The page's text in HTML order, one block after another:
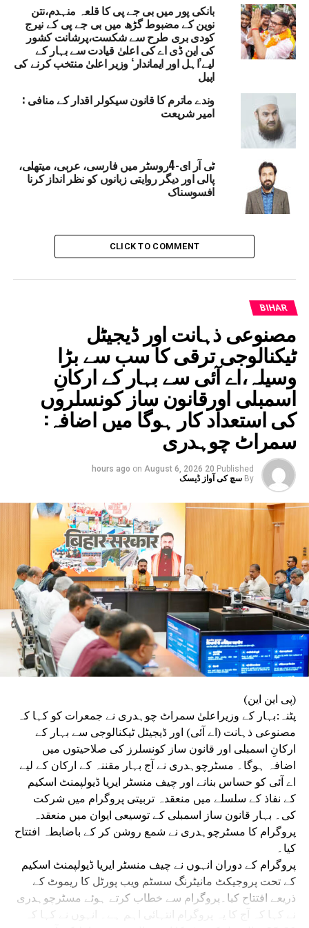
SHRAVAN KUMAR EMPHASISED THE GOVERNMENT’S
DEVELOPMENT AGENDA
UP
ارریہ ضلع انتظامیہ کے ذریعہ5 گیس ایجنسیوں کا
میں ایل پی جی سلنڈروں کی کوئی کمی نہیں:
DON'T MISS
نتیش کمار کو بھی خالی کر دینا چاہیےسرکاری بنگلہ،رابڑی
دیوی کے سرکاری بنگلہ خالی کرنے کے معاملے پر تنازع کے
درمیان تیج پرتاپ یادو کاسخت رد عمل
بانکی پور میں بی جے پی کا قلعہ منہدم،نتن
نوین کے مضبوط گڑھ میں بی جے پی کے نیرج
کودی بری طرح سے شکست،پرشانت کشور
کی این ڈی اے کی اعلیٰ قیادت سے بہار کے
لیے’اہل اور ایماندار‘ وزیر اعلیٰ منتخب کرنے کی
اپیل
وندے ماترم کا قانون سیکولر اقدار کے منافی :
امیر شریعت
ٹی آر ای-4روسٹر میں فارسی، عربی، میتھلی،
پالی اور دیگر روایتی زبانوں کو نظر انداز کرنا
افسوسناک
CLICK TO COMMENT
BIHAR
مصنوعی ذہانت اور ڈیجیٹل
ٹیکنالوجی ترقی کا سب سے بڑا
وسیلہ،اے آئی سے بہار کے ارکانِ
اسمبلی اورقانون ساز کونسلروں
کی استعداد کار ہوگا میں اضافہ:
سمراٹ چوہدری
Published
20 hours ago
on August 6, 2026
By سچ کی آواز ڈیسک
(پی این این)
پٹنہ:بہار کے وزیراعلیٰ سمراٹ چوہدری نے جمعرات کو کہا کہ
مصنوعی ذہانت (اے آئی) اور ڈیجیٹل ٹیکنالوجی سے بہار کے
ارکانِ اسمبلی اور قانون ساز کونسلرز کی صلاحیتوں میں
اضافہ ہوگا۔ مسٹرچوہدری نے آج بہار مقننہ کے ارکان کے لیے
اے آئی کو حساس بنانے اور چیف منسٹر ایریا ڈیولپمنٹ اسکیم
کے نفاذ کے سلسلے میں منعقدہ تربیتی پروگرام میں شرکت
کی۔ بہار قانون ساز اسمبلی کے توسیعی ایوان میں منعقدہ
پروگرام کا مسٹرچوہدری نے شمع روشن کر کے باضابطہ افتتاح
کیا۔
پروگرام کے دوران انہوں نے چیف منسٹر ایریا ڈیولپمنٹ اسکیم
کے تحت پروجیکٹ مانیٹرنگ سسٹم ویب پورٹل کا ریموٹ کے
ذریعے افتتاح کیا۔پروگرام سے خطاب کرتے ہوئے مسٹرچوہدری